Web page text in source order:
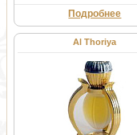
Подробнее
Al Thoriya